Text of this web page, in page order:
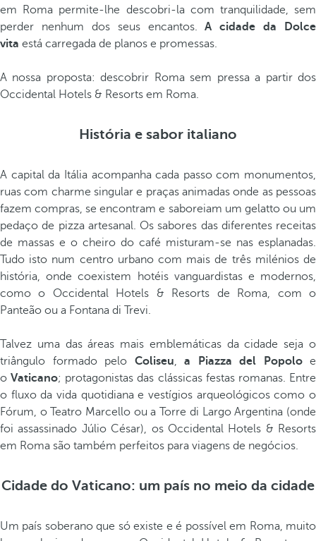
em Roma permite-lhe descobri-la com tranquilidade, sem
perder nenhum dos seus encantos.A cidade da Dolce
vita está carregada de planos e promessas.
A nossa proposta: descobrir Roma sem pressa a partir dos
Occidental Hotels & Resorts em Roma.
História e sabor italiano
A capital da Itália acompanha cada passo com monumentos,
ruas com charme singular e praças animadas onde as pessoas
fazem compras, se encontram e saboreiam um gelatto ou um
pedaço de pizza artesanal. Os sabores das diferentes receitas
de massas e o cheiro do café misturam-se nas esplanadas.
Tudo isto num centro urbano com mais de três milénios de
história, onde coexistem hotéis vanguardistas e modernos,
como o Occidental Hotels & Resorts de Roma, com o
Panteão ou a Fontana di Trevi.
Talvez uma das áreas mais emblemáticas da cidade seja o
triângulo formado pelo Coliseu, a Piazza del Popoloe
oVaticano; protagonistas das clássicas festas romanas. Entre
o fluxo da vida quotidiana e vestígios arqueológicos como o
Fórum, o Teatro Marcello ou a Torre di Largo Argentina (onde
foi assassinado Júlio César), os Occidental Hotels & Resorts
em Roma são também perfeitos para viagens de negócios.
Cidade do Vaticano: um país no meio da cidade
Um país soberano que só existe e é possível em Roma, muito